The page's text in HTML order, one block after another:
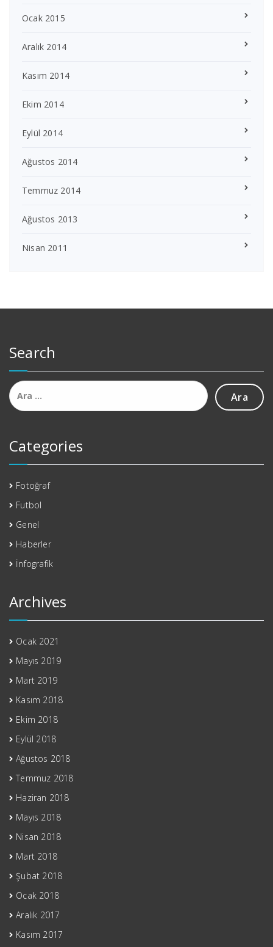
Ocak 2015
Aralık 2014
Kasım 2014
Ekim 2014
Eylül 2014
Ağustos 2014
Temmuz 2014
Ağustos 2013
Nisan 2011
Search
Arama:
Categories
Fotoğraf
Futbol
Genel
Haberler
İnfografik
Archives
Ocak 2021
Mayıs 2019
Mart 2019
Kasım 2018
Ekim 2018
Eylül 2018
Ağustos 2018
Temmuz 2018
Haziran 2018
Mayıs 2018
Nisan 2018
Mart 2018
Şubat 2018
Ocak 2018
Aralık 2017
Kasım 2017